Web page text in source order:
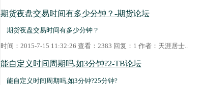
期货夜盘交易时间有多少分钟？-期货论坛
期货夜盘交易时间有多少分钟？
时间：2015-7-15 11:32:26 查看：2383 回复：1 作者： 天涯居士..
能自定义时间周期吗,如3分钟?2-TB论坛
能自定义时间周期吗,如3分钟?25分钟?